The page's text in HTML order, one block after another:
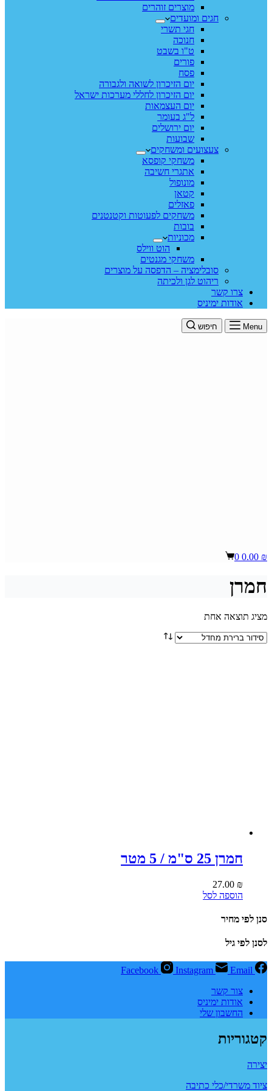
מוצרים זוהרים
חגים ומועדים
חגי תשרי
חנוכה
ט"ו בשבט
פורים
פסח
יום הזיכרון לשואה ולגבורה
יום הזיכרון לחללי מערכות ישראל
יום העצמאות
ל"ג בעומר
יום ירושלים
שבועות
צעצועים ומשחקים
משחקי קופסא
אתגרי חשיבה
מונופול
קטאן
פאזלים
משחקים לפעוטות וקטנטנים
בובות
מכוניות
הוט ווילס
משחקי מגנטים
סובלימציה – הדפסה על מוצרים
ריהוט לגן ולכיתה
צרו קשר
אודות ימיניס
Menu חיפוש
Shopping
0.00 ₪
0
חמרן
מציג תוצאה אחת
חמרן 25 ס"מ / 5 מטר
27.00 ₪
הוספה לסל
סנן לפי מחיר
לסנן לפי גיל
Facebook Instagram
Email
צור קשר
אודות ימיניס
החשבון שלי
קטגוריות
יצירה
ציוד משרדי/כלי כתיבה